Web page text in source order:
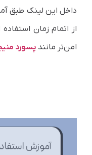
داخل این لینک طبق
از اتمام زمان
امن‌تر مانند پسورد